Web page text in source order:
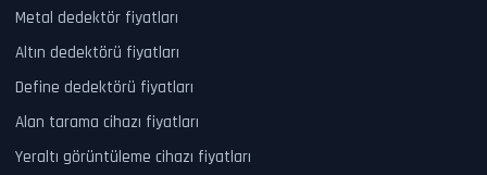
Metal dedektör fiyatları
Altın dedektörü fiyatları
Define dedektörü fiyatları
Alan tarama cihazı fiyatları
Yeraltı görüntüleme cihazı fiyatları